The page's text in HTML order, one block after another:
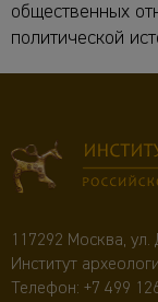
общественных
политической
117292 Москва, ул.
Институт
Телефон: +7 499